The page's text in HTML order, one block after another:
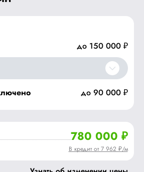
до 150 000 ₽
до 90 000 ₽
780 000 ₽
В кредит от 7 962 ₽/м